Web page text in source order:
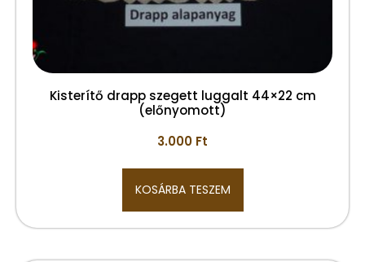
Kisterítő drapp szegett luggalt 44×22 cm
(előnyomott)
3.000 Ft
KOSÁRBA TESZEM